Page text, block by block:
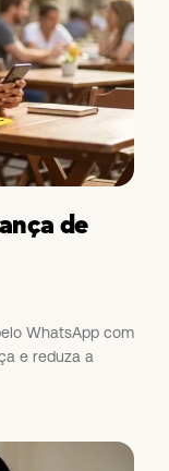
de
WhatsApp com
e reduza a